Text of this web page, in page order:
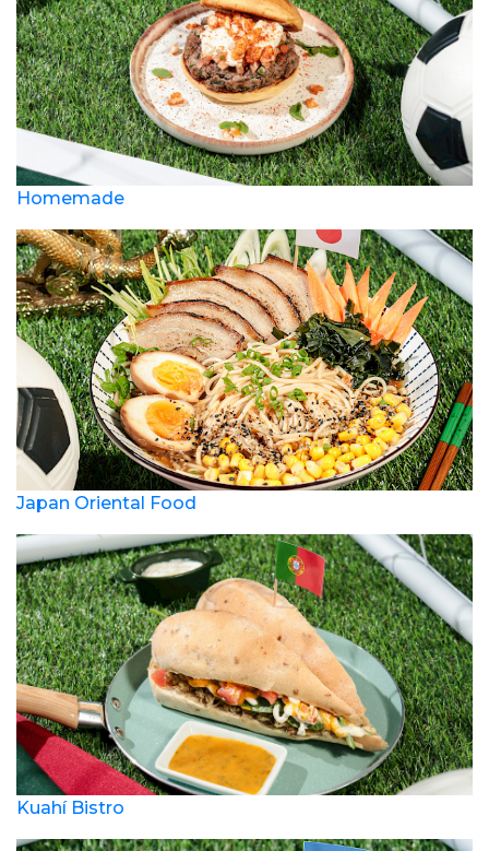
Homemade
Japan Oriental Food
Kuahí Bistro